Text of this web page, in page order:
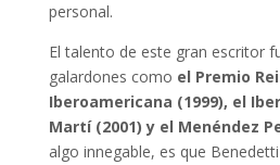
personal.
El talento de este gran escritor
galardones como el Premio
Iberoamericana (1999), el
Martí (2001) y el Menéndez
algo innegable, es que